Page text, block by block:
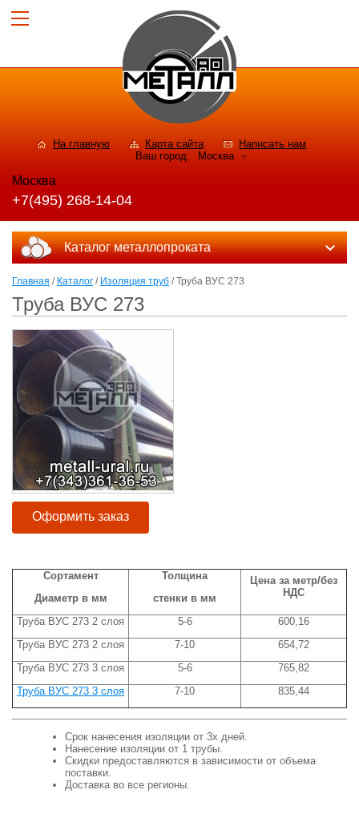
На главную Карта сайта
Написать нам
Ваш город:
Москва
Москва
+7(495) 268-14-04
Каталог металлопроката
Главная / Каталог / Изоляция труб / Труба ВУС 273
Труба ВУС 273
Оформить заказ
Сортамент
Диаметр в мм
Толщина
стенки в мм
Цена за метр/без
НДС
Труба ВУС 273 2 слоя 5-6
600,16
Труба ВУС 273 2 слоя
7-10
654,72
Труба ВУС 273 3 слоя
5-6
765,82
Труба ВУС 273 3 слоя
7-10 835,44
Срок нанесения изоляции от 3х дней.
Нанесение изоляции от 1 трубы.
Скидки предоставляются в зависимости от объема
поставки.
Доставка во все регионы.